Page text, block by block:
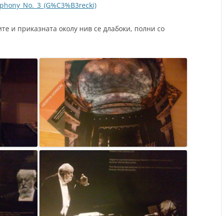
и приказната околу нив се длабоки, полни со